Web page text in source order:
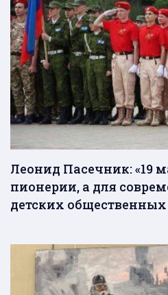
Леонид Пасечник: «19
пионерии, а для
детских